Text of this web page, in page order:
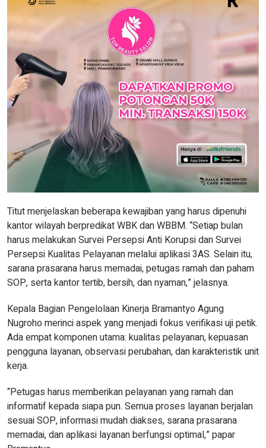
Titut menjelaskan beberapa kewajiban yang harus dipenuhi
kantor wilayah berpredikat WBK dan WBBM. “Setiap bulan
harus melakukan Survei Persepsi Anti Korupsi dan Survei
Persepsi Kualitas Pelayanan melalui aplikasi 3AS. Selain itu,
sarana prasarana harus memadai, petugas ramah dan paham
SOP, serta kantor tertib, bersih, dan nyaman,” jelasnya.
Kepala Bagian Pengelolaan Kinerja Bramantyo Agung
Nugroho merinci aspek yang menjadi fokus verifikasi uji petik.
Ada empat komponen utama: kualitas pelayanan, kepuasan
pengguna layanan, observasi perubahan, dan karakteristik unit
kerja.
“Petugas harus memberikan pelayanan yang ramah dan
informatif kepada siapa pun. Semua proses layanan berjalan
sesuai SOP, informasi mudah diakses, sarana prasarana
memadai, dan aplikasi layanan berfungsi optimal,” papar